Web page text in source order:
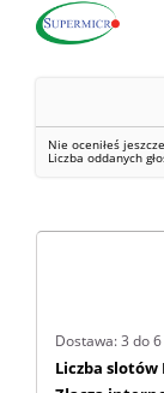
Nie oceniłeś
Liczba oddanych
Dostawa: 3 do
Liczba slotów